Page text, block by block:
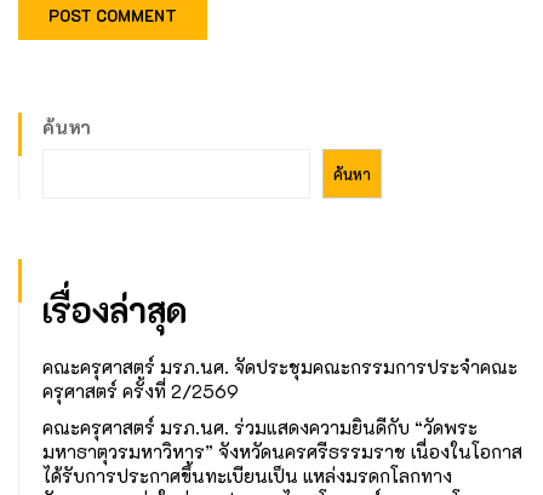
ค้นหา
ค้นหา
เรื่องล่าสุด
คณะครุศาสตร์ มรภ.นศ. จัดประชุมคณะกรรมการประจำคณะ
ครุศาสตร์ ครั้งที่ 2/2569
คณะครุศาสตร์ มรภ.นศ. ร่วมแสดงความยินดีกับ “วัดพระ
มหาธาตุวรมหาวิหาร” จังหวัดนครศรีธรรมราช เนื่องในโอกาส
ได้รับการประกาศขึ้นทะเบียนเป็น แหล่งมรดกโลกทาง